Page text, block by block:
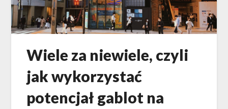
Wiele za niewiele, czyli
jak wykorzystać
potencjał gablot na